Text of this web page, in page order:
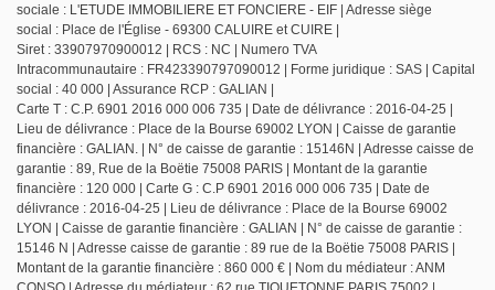
sociale : L'ETUDE IMMOBILIERE ET FONCIERE - EIF | Adresse siège
social : Place de l'Église - 69300 CALUIRE et CUIRE |
Siret : 33907970900012 | RCS : NC | Numero TVA
Intracommunautaire : FR423390797090012 | Forme juridique : SAS | Capital
social : 40 000 | Assurance RCP : GALIAN |
Carte T : C.P. 6901 2016 000 006 735 | Date de délivrance : 2016-04-25 |
Lieu de délivrance : Place de la Bourse 69002 LYON | Caisse de garantie
financière : GALIAN. | N° de caisse de garantie : 15146N | Adresse caisse de
garantie : 89, Rue de la Boëtie 75008 PARIS | Montant de la garantie
financière : 120 000 | Carte G : C.P 6901 2016 000 006 735 | Date de
délivrance : 2016-04-25 | Lieu de délivrance : Place de la Bourse 69002
LYON | Caisse de garantie financière : GALIAN | N° de caisse de garantie :
15146 N | Adresse caisse de garantie : 89 rue de la Boëtie 75008 PARIS |
Montant de la garantie financière : 860 000 € | Nom du médiateur : ANM